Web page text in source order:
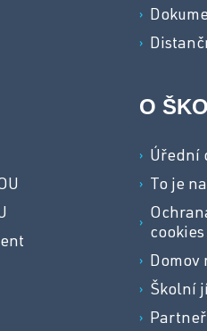
O
Úřední
To je
cookies
Domov
Školní